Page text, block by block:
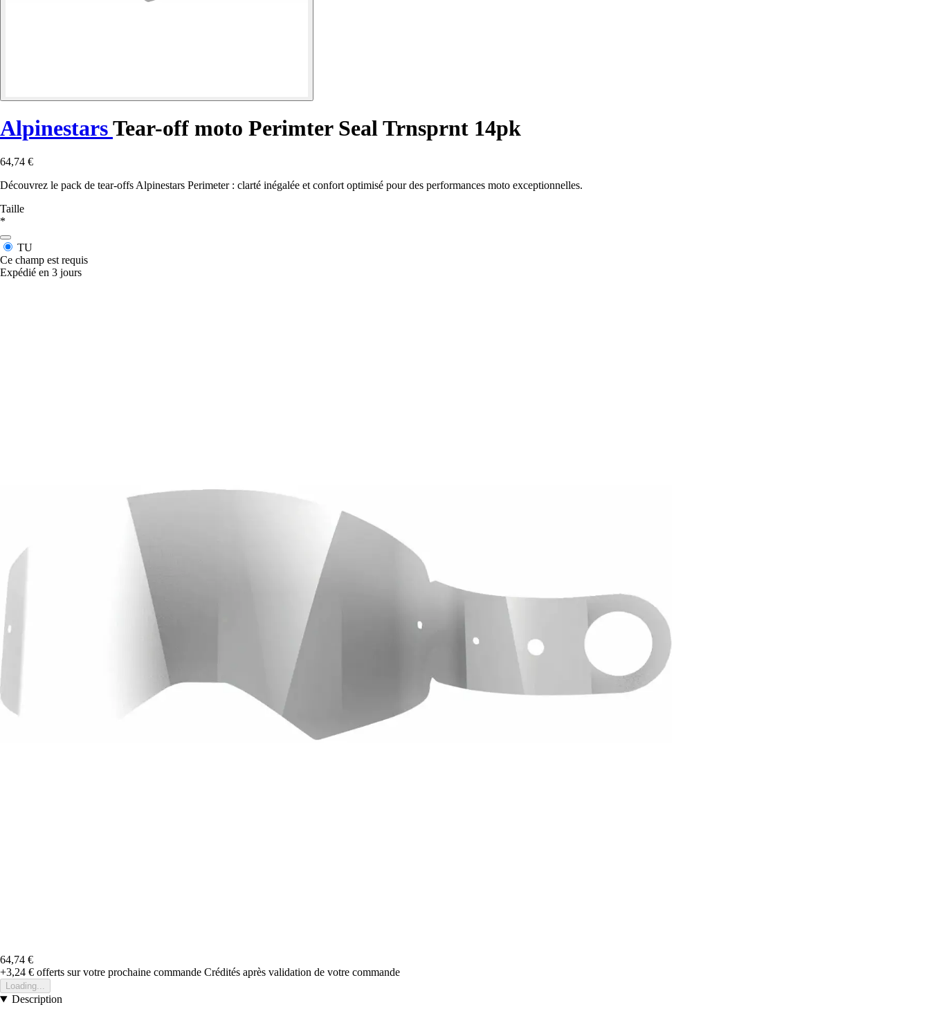
AlpinestarsTear-off moto Perimter Seal Trnsprnt 14pk
64,74 €
Découvrez le pack de tear-offs Alpinestars Perimeter : clarté inégalée et confort optimisé pour des performances moto exceptionnelles.
Taille
*
TU
Ce champ est requis
Expédié en 3 jours
64,74 €
+3,24 € offerts sur votre prochaine commande Crédités après validation de votre commande
Loading...
Description